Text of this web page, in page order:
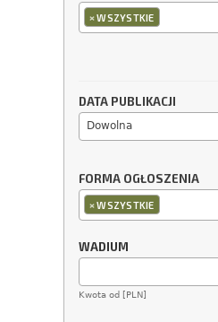
×WSZYSTKIE
DATA PUBLIKACJI
Dowolna
FORMA OGŁOSZENIA
×WSZYSTKIE
WADIUM
Kwota od [PLN]